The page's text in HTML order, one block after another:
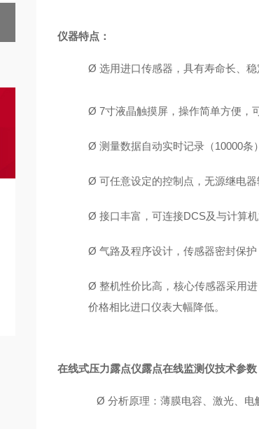
仪器特点：
Ø 选用进口传感器，具有寿命长、 稳
Ø 7寸液晶触摸屏，操作简单方便，
Ø 测量数据自动实时记录（10000条
Ø 可任意设定的控制点 ，无源继电器
Ø 接口丰富，可连接DCS及与计算
Ø 气路及程序设计，传感器密封保
Ø 整机性价比高，核心传感器采用
价格相比进口仪表大幅降低。
在线式压力露点仪露点在线监测仪技术参数
Ø 分析原理：薄膜电容、激光、电